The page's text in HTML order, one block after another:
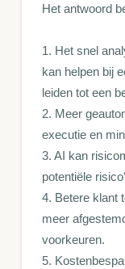
Het antwoord
1. Het snel
kan helpen bij
leiden tot een
2. Meer
executie en
3. AI kan
potentiële
4. Betere klant
meer
voorkeuren.
5.